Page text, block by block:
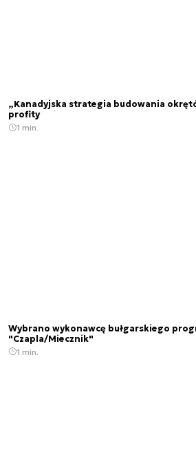
„Kanadyjska strategia budowania
profity
1 min.
Wybrano wykonawcę bułgarskiego
"Czapla/Miecznik"
1 min.